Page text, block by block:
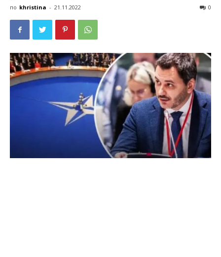
по khristina - 21.11.2022 0